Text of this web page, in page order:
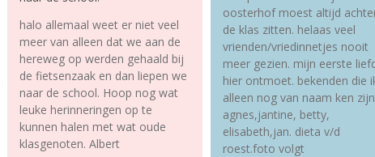
halo allemaal weet er niet veel
meer van alleen dat we aan de
hereweg op werden gehaald bij
de fietsenzaak en dan liepen we
naar de school. Hoop nog wat
leuke herinneringen op te
kunnen halen met wat oude
klasgenoten. Albert
oosterhof moest altijd
de klas zitten. helaas veel
vrienden/vriedinnetjes nooit
meer gezien. mijn eerste
hier ontmoet. bekenden die
alleen nog van naam ken zijn
agnes,jantine, betty,
elisabeth,jan. dieta v/d
roest.foto volgt